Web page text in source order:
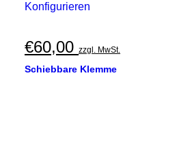
Konfigurieren
€60,00 zzgl. MwSt.
Schiebbare Klemme